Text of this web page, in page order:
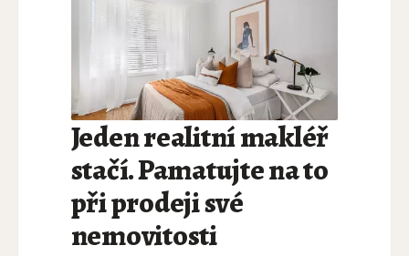
Jeden realitní makléř
stačí. Pamatujte na to
při prodeji své
nemovitosti